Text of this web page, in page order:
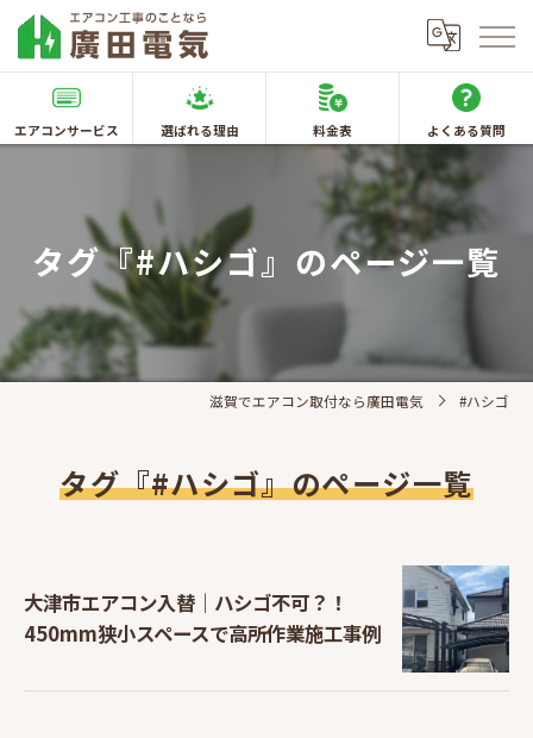
エアコンサービス 選ばれる理由 料金表 よくある質問
タグ『#ハシゴ』のページ一覧
滋賀でエアコン取付なら廣田電気 #ハシゴ
タグ『#ハシゴ』のページ一覧
大津市エアコン入替｜ハシゴ不可？！
450mm狭小スペースで高所作業施工事例